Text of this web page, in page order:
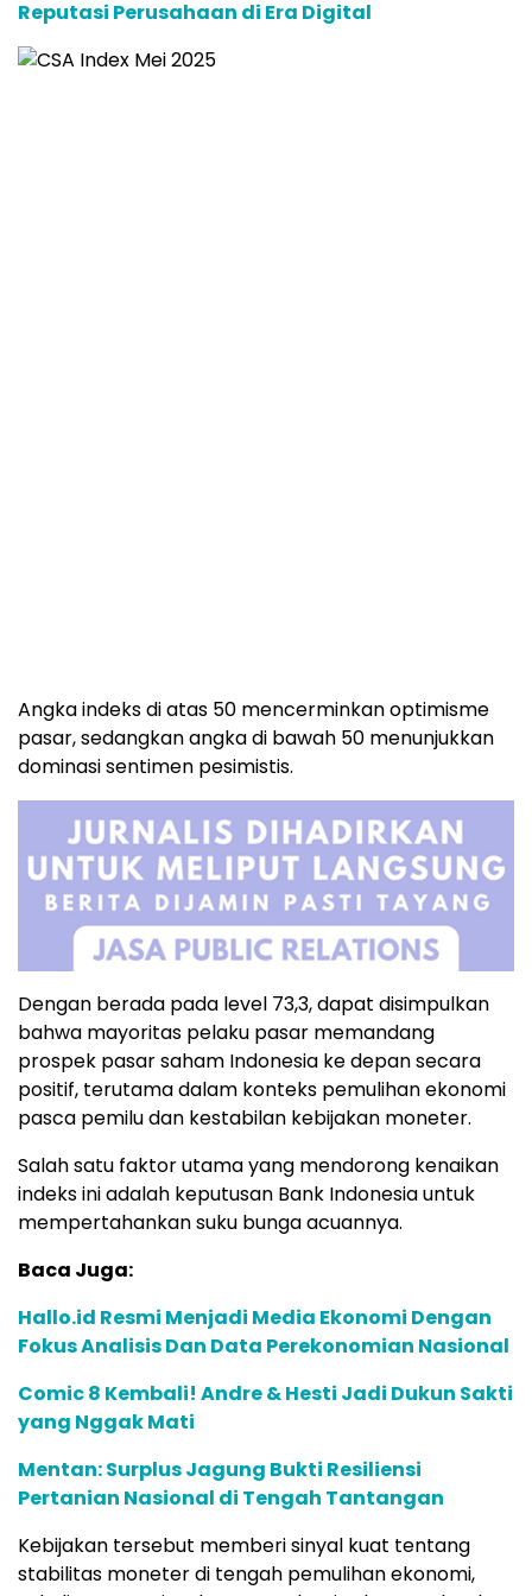
Reputasi Perusahaan di Era Digital
Angkaindeksdiatas 50 mencerminkanoptimisme
pasar,sedangkanangkadi bawah 50 menunjukkan
dominasisentimen pesimistis.
Dengan berada pada level 73,3,dapat disimpulkan
bahwa mayoritas pelaku pasar memandang
prospek pasarsaham Indonesia kedepansecara
positif, terutamadalam konteks pemulihanekonomi
pasca pemiludan kestabilan kebijakan moneter.
Salahsatu faktorutamayang mendorong kenaikan
indeksiniadalah keputusan Bank Indonesiauntuk
mempertahankansuku bungaacuannya.
Baca Juga:
Hallo.id Resmi Menjadi Media Ekonomi Dengan
Fokus Analisis Dan Data Perekonomian Nasional
Comic 8 Kembali! Andre & Hesti Jadi Dukun Sakti
yang Nggak Mati
Mentan: Surplus Jagung Bukti Resiliensi
Pertanian Nasional di Tengah Tantangan
Kebijakan tersebut memberisinyal kuat tentang
stabilitas moneterdi tengah pemulihanekonomi,